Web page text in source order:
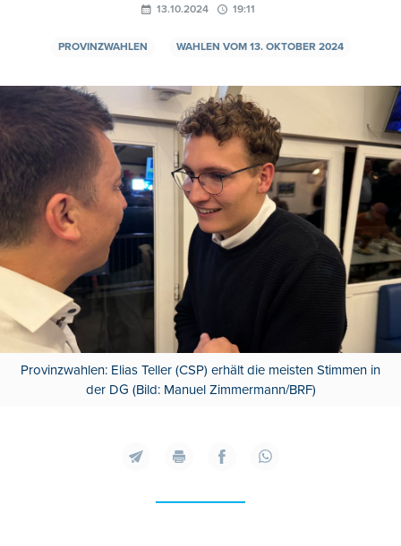
13.10.2024 19:11
PROVINZWAHLEN WAHLEN VOM 13. OKTOBER 2024
Provinzwahlen: Elias Teller (CSP) erhält die meisten Stimmen in
der DG (Bild: Manuel Zimmermann/BRF)